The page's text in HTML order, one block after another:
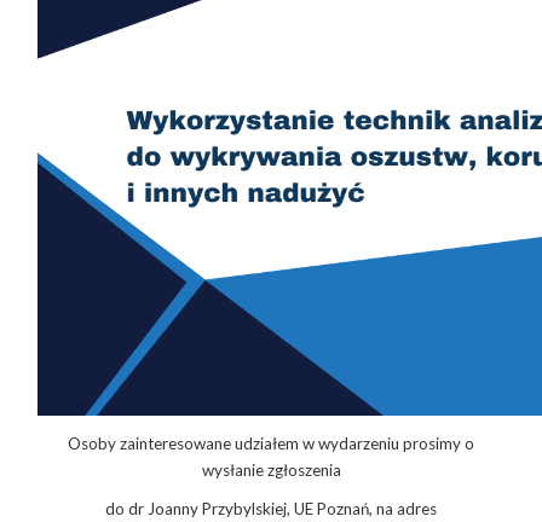
Osoby zainteresowane udziałem w wydarzeniu prosimy o
wysłanie zgłoszenia
do dr Joanny Przybylskiej, UE Poznań, na adres